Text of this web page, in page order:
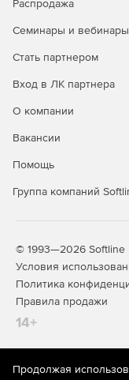
Распродажа
Семинары и вебинары
Стать партнером
Вход в ЛК партнера
О компании
Вакансии
Помощь
Группа компаний
© 1993—2026 Softline
Условия
Политика
Правила продажи
14+
Продолжая